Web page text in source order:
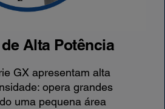
Alta Potência
GX apresentam alta
opera grandes
uma pequena área